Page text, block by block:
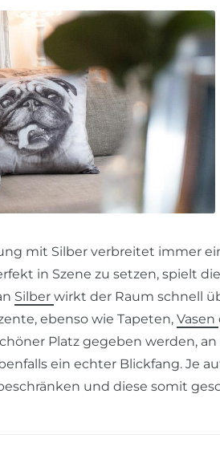
mit Silber verbreitet immer
in Szene zu setzen, spielt
Silber wirkt der Raum schnell
ebenso wie Tapeten, Vasen
Platz gegeben werden,
ein echter Blickfang. Je
und diese somit